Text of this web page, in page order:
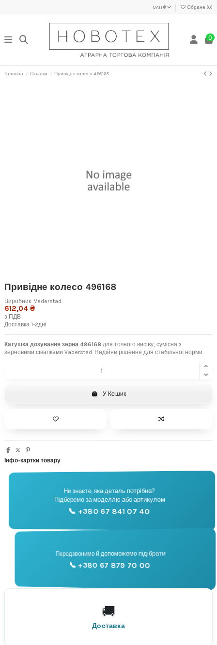
UAH ₴ Обране (0)
0
Головна Сівалки Привідне колесо 496168
Привідне колесо 496168
Виробник: Vaderstad
612,04 ₴
з ПДВ
Доставка 1-2дні
Катушка дозування зерна 496168 для точного висіву, сумісна з
зерновими сівалками Vaderstad. Надійне рішення для стабільної норми.
У Кошик
Інфо-картки товару
🔧
Підбір запчастин
Не знаєте, яка деталь потрібна?
Підберемо за моделлю або артикулом
📞 +380 67 841 07 40
📞
Консультація
Передзвонимо й допоможемо підібрати
📞 +380 67 879 70 00
🚚
Доставка
По всій Україні
Нова Пошта